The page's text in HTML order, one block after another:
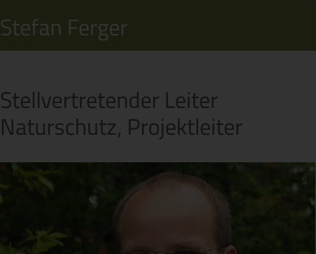
Stefan Ferger
Stellvertretender Leiter
Naturschutz, Projektleiter